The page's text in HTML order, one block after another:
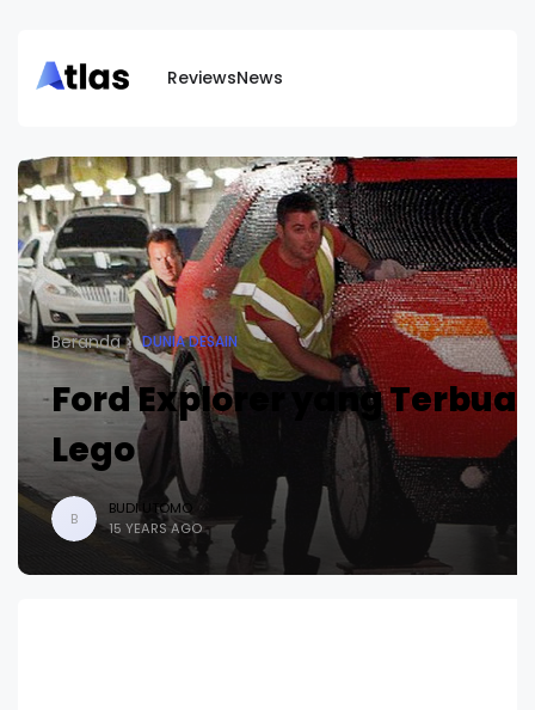
ReviewsNews
Beranda DUNIA DESAIN
Ford Explorer yang
Lego
B
BUDI UTOMO
15 YEARS AGO